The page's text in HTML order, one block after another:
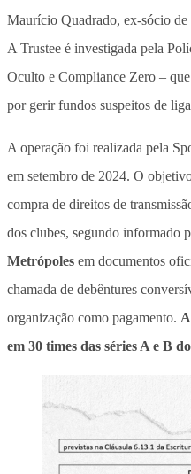
Maurício Quadrado, ex-sócio
A Trustee é investigada pela
Oculto e Compliance Zero –
por gerir fundos suspeitos de
A operação foi realizada pela
em setembro de 2024. O
compra de direitos de
dos clubes, segundo informado
Metrópoles em documentos
chamada de debêntures
organização como pagamento.
em 30 times das séries A e B